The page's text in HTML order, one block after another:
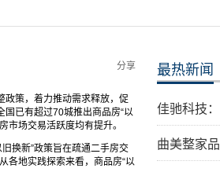
分享
政策，着力推动需求释放，促
国已有超过70城推出商品房“以
市场交易活跃度均有提升。
换新”政策旨在疏通二手房交
各地实践探索来看，商品房“以
最热新闻
佳驰科技
曲美整家